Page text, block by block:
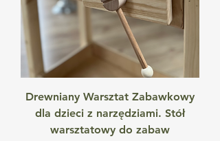
Drewniany Warsztat Zabawkowy
dla dzieci z narzędziami. Stół
warsztatowy do zabaw